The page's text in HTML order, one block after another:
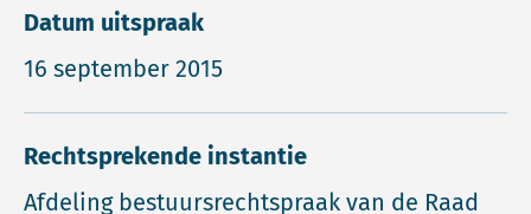
Datum uitspraak
16 september 2015
Rechtsprekende instantie
Afdeling bestuursrechtspraak van de Raad